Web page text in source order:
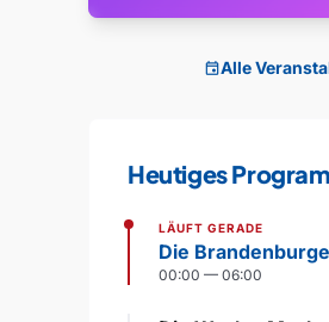
eventAlle
Heutiges
LÄUFT GERADE
Die
00:00 — 06:00